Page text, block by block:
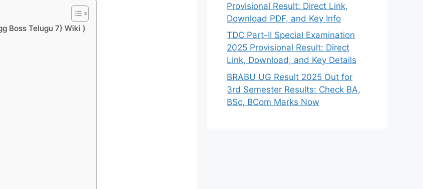
Boss Telugu 7) Wiki )
Provisional Result: Direct Link,
Download PDF, and Key Info
TDC Part-II Special Examination
2025 Provisional Result: Direct
Link, Download, and Key Details
BRABU UG Result 2025 Out for
3rd Semester Results: Check BA,
BSc, BCom Marks Now